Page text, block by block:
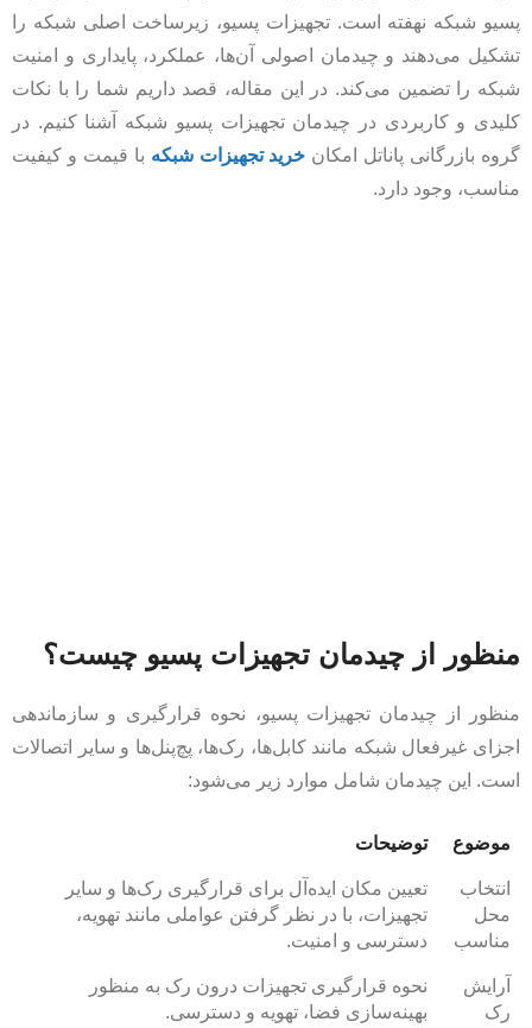
پسیو شبکه نهفته است. تجهیزات پسیو، زیرساخت اصلی شبکه را
تشکیل می‌دهند و چیدمان اصولی آن‌ها، عملکرد، پایداری و امنیت
شبکه را تضمین می‌کند. در این مقاله، قصد داریم شما را با نکات
کلیدی و کاربردی در چیدمان تجهیزات پسیو شبکه آشنا کنیم. در
گروه بازرگانی پاناتل امکان خرید تجهیزات شبکه با قیمت و کیفیت
مناسب، وجود دارد.
منظور از چیدمان تجهیزات پسیو چیست؟
منظور از چیدمان تجهیزات پسیو، نحوه قرارگیری و سازماندهی
اجزای غیرفعال شبکه مانند کابل‌ها، رک‌ها، پچ‌پنل‌ها و سایر اتصالات
است. این چیدمان شامل موارد زیر می‌شود:
موضوع توضیحات
انتخاب
محل
مناسب
تعیین مکان ایده‌آل برای قرارگیری رک‌ها و سایر
تجهیزات، با در نظر گرفتن عواملی مانند تهویه،
دسترسی و امنیت.
آرایش
رک
نحوه قرارگیری تجهیزات درون رک به منظور
بهینه‌سازی فضا، تهویه و دسترسی.